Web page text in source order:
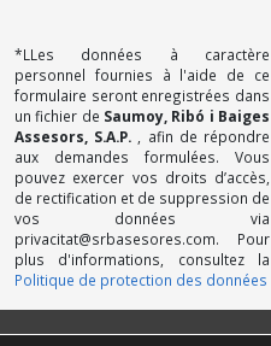
*LLes données à caractère
personnel fournies à l'aide de ce
formulaire seront enregistrées dans
un fichier de Saumoy, Ribó i Baiges
Assesors, S.A.P.
, afin de répondre
aux demandes formulées. Vous
pouvez exercer vos droits d’accès,
de rectification et de suppression de
vos données via
privacitat@srbasesores.com. Pour
plus d'informations, consultez la
Politique de protection des données